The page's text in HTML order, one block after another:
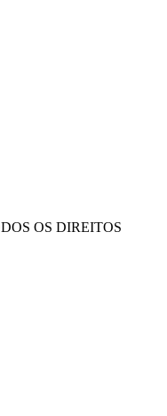
OS DIREITOS